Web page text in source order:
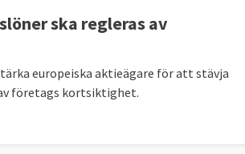
ska regleras av
europeiska aktieägare för att stävja
företags kortsiktighet.